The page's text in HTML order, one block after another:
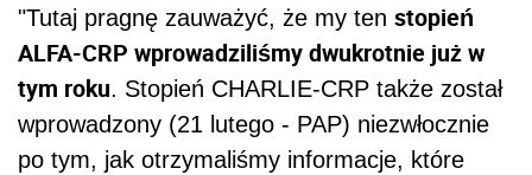
"Tutaj pragnę zauważyć, że my ten stopień
ALFA-CRP wprowadziliśmy dwukrotnie już w
tym roku. Stopień CHARLIE-CRP także został
wprowadzony (21 lutego - PAP) niezwłocznie
po tym, jak otrzymaliśmy informacje, które